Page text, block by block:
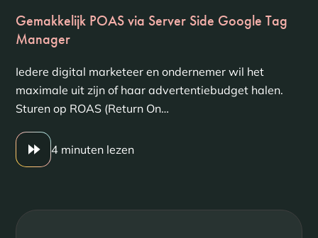
Gemakkelijk POAS via Server Side Google Tag
Manager
Iedere digital marketeer en ondernemer wil het
maximale uit zijn of haar advertentiebudget halen.
Sturen op ROAS (Return On…
4 minuten lezen